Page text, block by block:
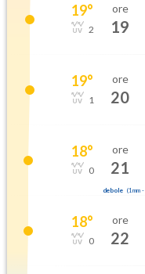
19°
2
ore
19
19°
1
ore
20
18°
0
ore
21
debole (1mm-
18°
0
ore
22